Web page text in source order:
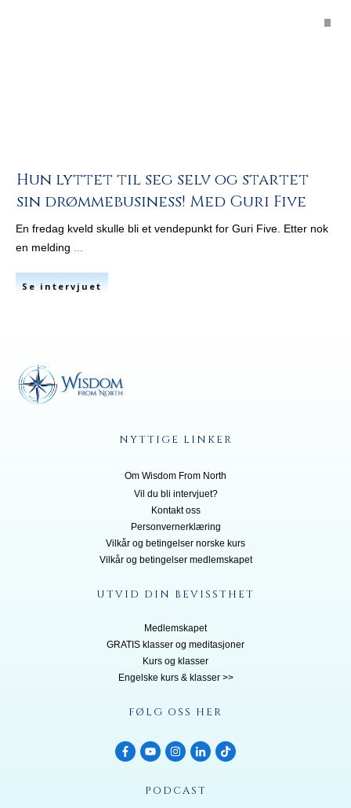
Hun lyttet til seg selv og startet
sin drømmebusiness! Med Guri Five
En fredag kveld skulle bli et vendepunkt for Guri Five. Etter nok
en melding
Se intervjuet
NYTTIGE LINKER
Om Wisdom From North
Vil du bli intervjuet?
Kontakt oss
Personvernerklæring
Vilkår og betingelser norske kurs
Vilkår og betingelser medlemskapet
UTVID DIN BEVISSTHET
Medlemskapet
GRATIS klasser og meditasjoner
Kurs og klasser
Engelske kurs & klasser >>
FØLG OSS HER
PODCAST